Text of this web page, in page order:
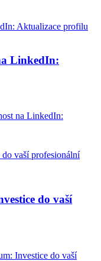
LinkedIn:
na LinkedIn:
do vaší
Investice do vaší